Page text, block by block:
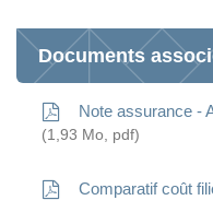
Documents
Note assurance -
1,93 Mo , pdf
Comparatif coût